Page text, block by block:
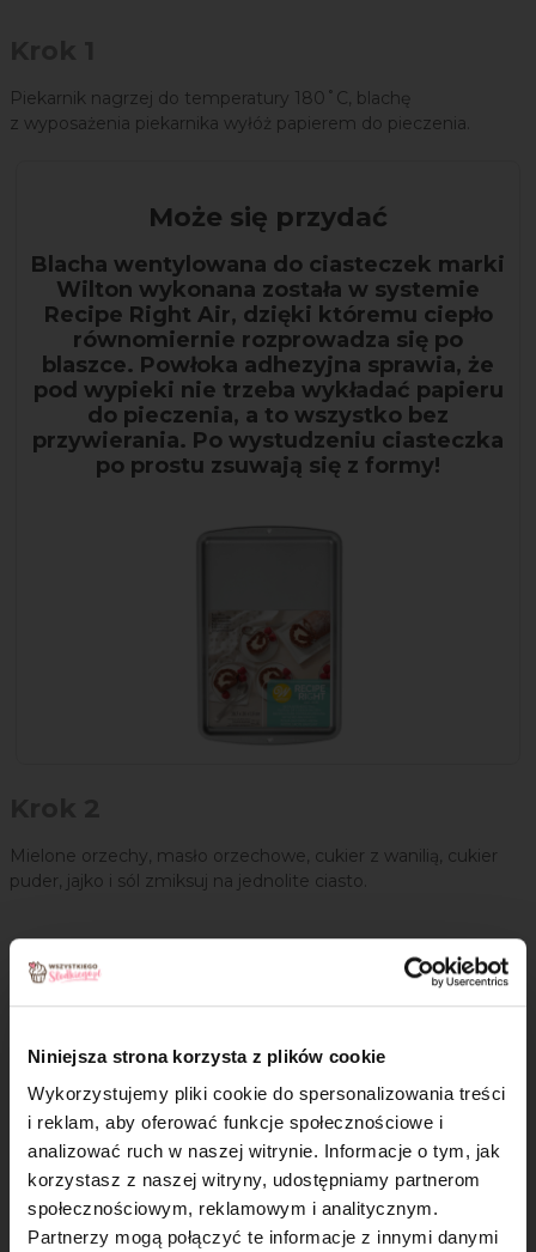
Niniejsza strona korzysta z plików cookie
Wykorzystujemy pliki cookie do spersonalizowania treści
i reklam, aby oferować funkcje społecznościowe i
analizować ruch w naszej witrynie. Informacje o tym, jak
korzystasz z naszej witryny, udostępniamy partnerom
społecznościowym, reklamowym i analitycznym.
Partnerzy mogą połączyć te informacje z innymi danymi
Piekarnik nagrzej do temperatury 180˚C, blachę
z wyposażenia piekarnika wyłóż papierem do pieczenia.
Może się przydać
Blacha wentylowana do ciasteczek marki
Wilton wykonana została w systemie
Recipe Right Air, dzięki któremu ciepło
równomiernie rozprowadza się po
blaszce. Powłoka adhezyjna sprawia, że
pod wypieki nie trzeba wykładać papieru
do pieczenia, a to wszystko bez
przywierania. Po wystudzeniu ciasteczka
po prostu zsuwają się z formy!
Mielone orzechy, masło orzechowe, cukier z wanilią, cukier
puder, jajko i sól zmiksuj na jednolite ciasto.
×